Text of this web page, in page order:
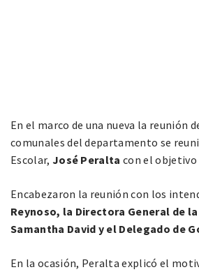
En el marco de una nueva la reunión
comunales del departamento se
Escolar, José Peralta con el objetivo
Encabezaron la reunión con los
Reynoso, la Directora General de
Samantha David y el Delegado de
En la ocasión, Peralta explicó el